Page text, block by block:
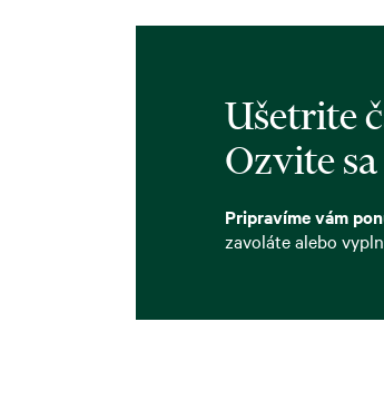
Ušetrite
Ozvite
Pripravíme vám
zavoláte alebo